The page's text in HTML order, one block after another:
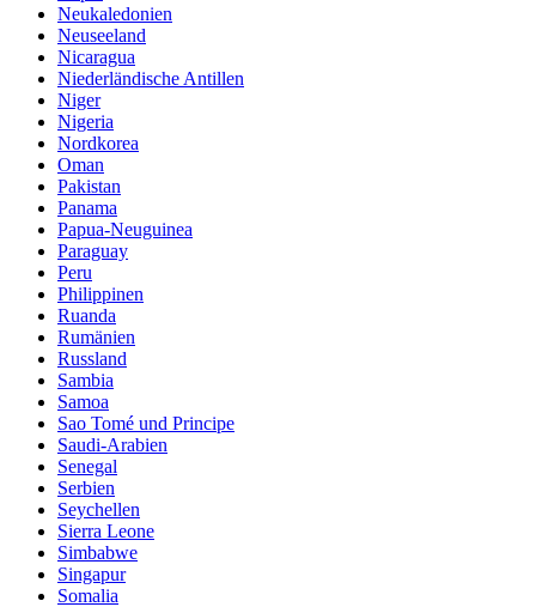
Neukaledonien
Neuseeland
Nicaragua
Niederländische Antillen
Niger
Nigeria
Nordkorea
Oman
Pakistan
Panama
Papua-Neuguinea
Paraguay
Peru
Philippinen
Ruanda
Rumänien
Russland
Sambia
Samoa
Sao Tomé und Principe
Saudi-Arabien
Senegal
Serbien
Seychellen
Sierra Leone
Simbabwe
Singapur
Somalia